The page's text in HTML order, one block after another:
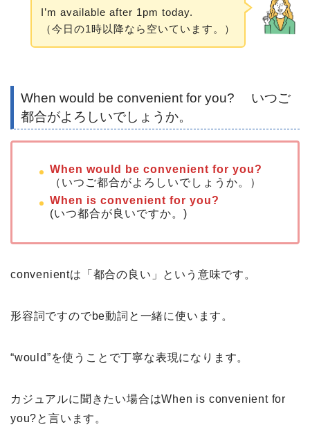
I’m available after 1pm today.
（今日の1時以降なら空いています。）
When would be convenient for you? いつご
都合がよろしいでしょうか。
When would be convenient for you?
（いつご都合がよろしいでしょうか。）
When is convenient for you?
(いつ都合が良いですか。)
convenientは「都合の良い」という意味です。
形容詞ですのでbe動詞と一緒に使います。
“would”を使うことで丁寧な表現になります。
カジュアルに聞きたい場合はWhen is convenient for
you?と言います。